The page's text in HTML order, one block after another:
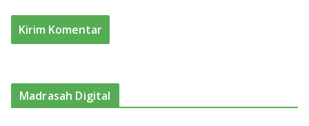
Madrasah Digital